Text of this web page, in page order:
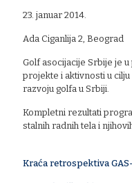
23. januar 2014.
Ada Ciganlija 2, Beograd
Golf asocijacije Srbije je
projekte i aktivnosti u
razvoju golfa u Srbiji.
Kompletni rezultati
stalnih radnih tela i
Kraća retrospektiva